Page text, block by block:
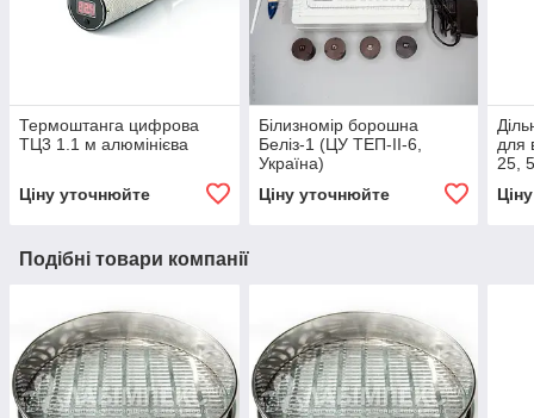
Термоштанга цифрова
ТЦ3 1.1 м алюмінієва
Ціну уточнюйте
Білизномір борошна
Беліз-1 (ЦУ ТЕП-II-6,
Україна)
Ціну уточнюйте
для
25,
Подібні товари компанії